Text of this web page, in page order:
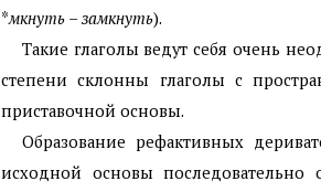
*мкнуть – замкнуть).
Такие глаголы ведут себя очень
степени склонны глаголы с
приставочной основы.
Образование рефактивных
исходной основы